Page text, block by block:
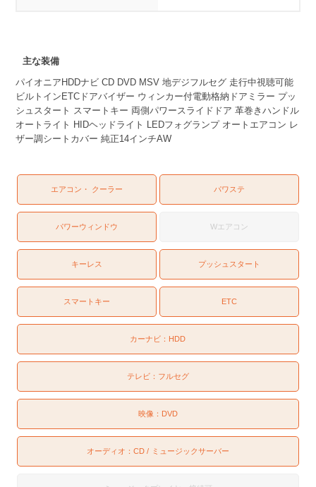
主な装備
パイオニアHDDナビ CD DVD MSV 地デジフルセグ 走行中視聴可能
ビルトインETCドアバイザー ウィンカー付電動格納ドアミラー プッ
シュスタート スマートキー 両側パワースライドドア 革巻きハンドル
オートライト HIDヘッドライト LEDフォグランプ オートエアコン レ
ザー調シートカバー 純正14インチAW
エアコン・ クーラー パワステ
パワーウィンドウ Wエアコン
キーレス プッシュスタート
スマートキー ETC
カーナビ： HDD
テレビ： フルセグ
映像： DVD
オーディオ： CD ミュージックサーバー